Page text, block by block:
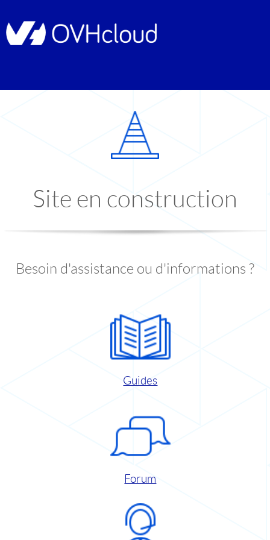
Site en construction
Besoin d'assistance ou d'informations ?
Guides
Forum